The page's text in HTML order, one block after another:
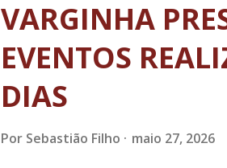
dos violonistas Almir
Arte. De volta a Manhuaçu,
outra área, até retomar, com
VARGINHA
EVENTOS
DIAS
Por Sebastião Filho maio 27, 2026